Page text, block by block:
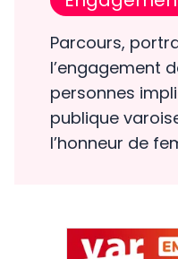
Parcours,
l’engagement
personnes
publique
l’honneur de